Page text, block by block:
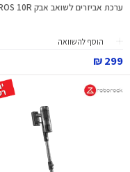
ערכת אביזרים לשואב אבק SAROS 10R
הוסף להשוואה
299 ₪